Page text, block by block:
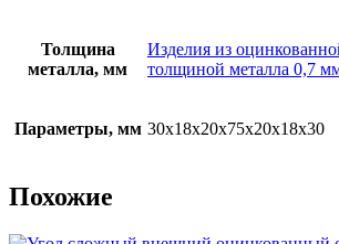
Толщина
металла, мм
Изделия из
толщиной металла 0,7
Параметры, мм 30х18х20х75х20х18х30
Похожие